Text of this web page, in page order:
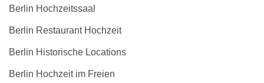
Berlin Hochzeitssaal
Berlin Restaurant Hochzeit
Berlin Historische Locations
Berlin Hochzeit im Freien